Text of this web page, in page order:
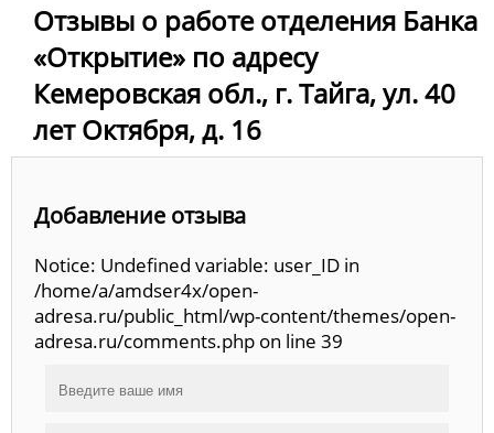
Отзывы о работе отделения Банка
«Открытие» по адресу
Кемеровская обл., г. Тайга, ул. 40
лет Октября, д. 16
Добавление отзыва
Notice: Undefined variable: user_ID in
/home/a/amdser4x/open-
adresa.ru/public_html/wp-content/themes/open-
adresa.ru/comments.php on line 39